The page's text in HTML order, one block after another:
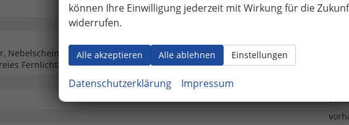
mit Kurvenlicht, LED-Rückleuchten, LED-Scheinwerfer,
Fernlicht
können Ihre Einwilligung jederzeit mit Wirkung für die
widerrufen.
Alle akzeptieren Alle ablehnen Einstellungen
Datenschutzerklärung Impressum